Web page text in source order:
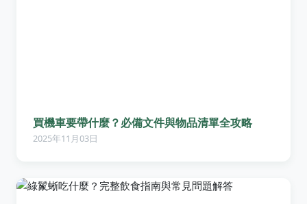
買機車要帶什麼？必備文件與物品清單全攻略
2025年11月03日